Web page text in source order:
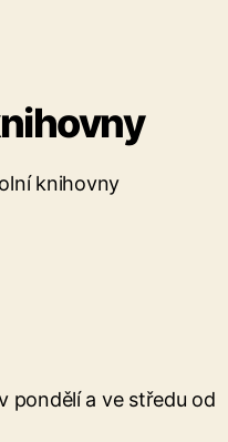
knihovny
pondělí a ve středu od